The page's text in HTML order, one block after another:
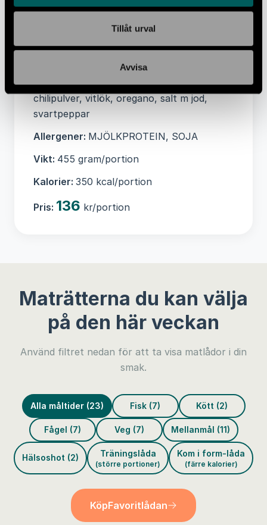
Tillåt urval
Avvisa
aubergine(20%), paprika(11%),
SOJAprotein(7%), YOGHURT
laktosfri(7%), gul lök, fårOST laktosfri ,
tomatpuré(tomater), rapsolja, babyspenat,
chilipulver, vitlök, oregano, salt m jod,
svartpeppar
Allergener: MJÖLKPROTEIN, SOJA
Vikt: 455 gram/portion
Kalorier: 350 kcal/portion
Pris: 136 kr/portion
Maträtterna du kan välja
på den här veckan
Använd filtret nedan för att ta visa matlådor i din
smak.
Alla måltider (23) Fisk (7) Kött (2)
Fågel (7) Veg (7) Mellanmål (11)
Hälsoshot (2) Träningslåda
(större portioner)
Kom i form-låda
(färre kalorier)
KöpFavoritlådan